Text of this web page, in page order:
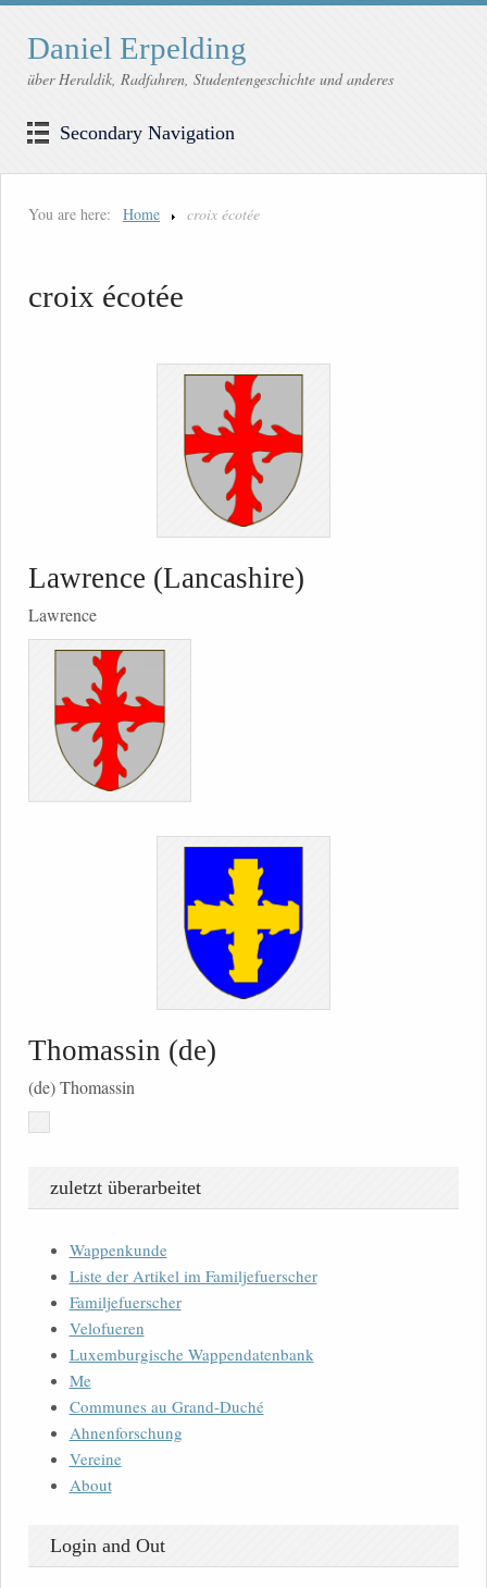
Daniel Erpelding
über Heraldik, Radfahren, Studentengeschichte und anderes
Secondary Navigation
You are here: Home croix écotée
croix écotée
Lawrence (Lancashire)
Lawrence
Thomassin (de)
(de) Thomassin
zuletzt überarbeitet
Wappenkunde
Liste der Artikel im Familjefuerscher
Familjefuerscher
Velofueren
Luxemburgische Wappendatenbank
Me
Communes au Grand-Duché
Ahnenforschung
Vereine
About
Login and Out